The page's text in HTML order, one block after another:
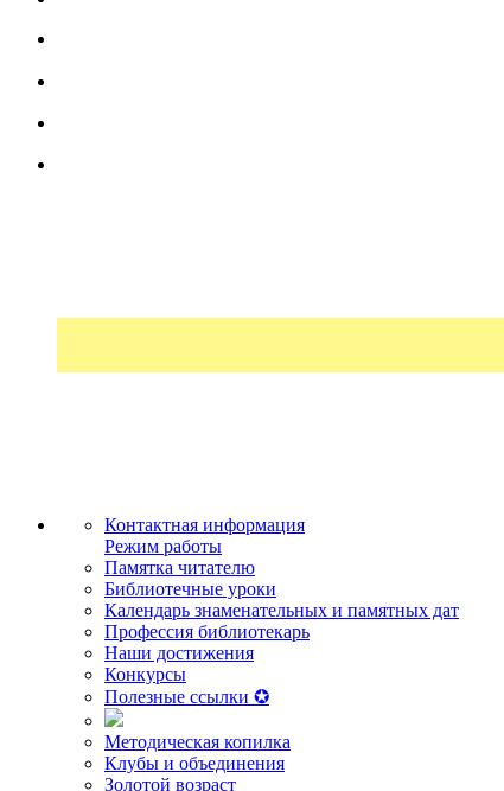
Контактная информация
Режим работы
Памятка читателю
Библиотечные уроки
Календарь знаменательных и памятных дат
Профессия библиотекарь
Наши достижения
Конкурсы
Полезные ссылки ✪
Методическая копилка
Клубы и объединения
Золотой возраст